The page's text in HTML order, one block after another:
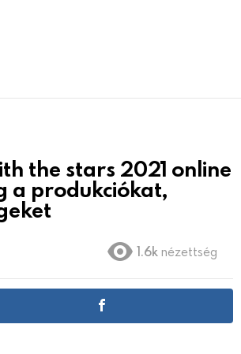
the stars 2021 online
a produkciókat,
1.6k nézettség